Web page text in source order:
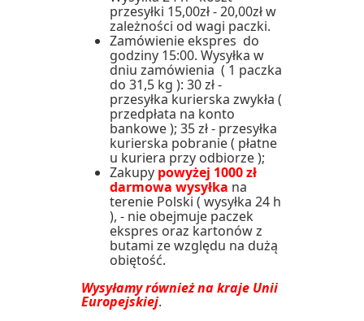
przesyłki 15,00zł - 20,00zł w
zależności od wagi paczki.
Zamówienie ekspres do
godziny 15:00. Wysyłka w
dniu zamówienia ( 1 paczka
do 31,5 kg ): 30 zł -
przesyłka kurierska zwykła (
przedpłata na konto
bankowe ); 35 zł - przesyłka
kurierska pobranie ( płatne
u kuriera przy odbiorze );
Zakupy powyżej 1000 zł
darmowa wysyłka na
terenie Polski ( wysyłka 24 h
), - nie obejmuje paczek
ekspres oraz kartonów z
butami ze względu na dużą
obiętość.
Wysyłamy również na kraje Unii
Europejskiej.